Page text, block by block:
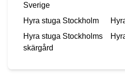
Sverige
Hyra stuga Stockholm
Hyra stuga Stockholms
skärgård